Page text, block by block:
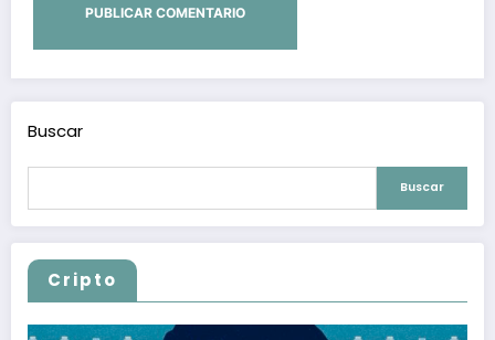
Buscar
Buscar
Cripto